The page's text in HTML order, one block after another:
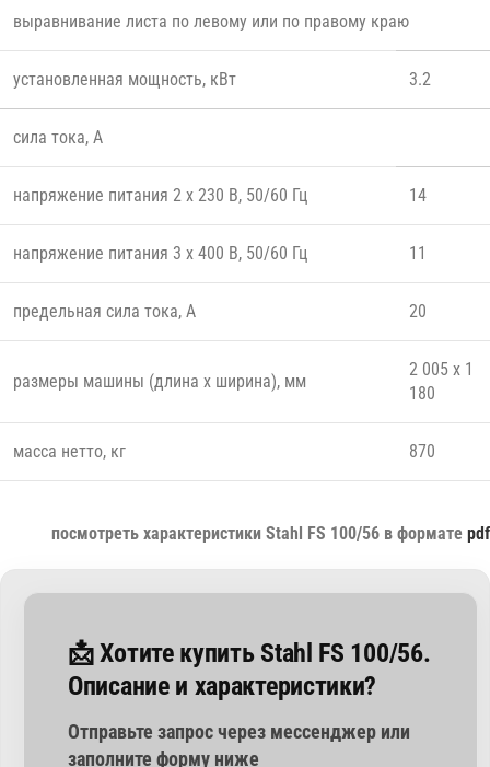
выравнивание листа по левому или по правому краю
установленная мощность, кВт 3.2
сила тока, А
напряжение питания 2 x 230 В, 50/60 Гц 14
напряжение питания 3 x 400 В, 50/60 Гц 11
предельная сила тока, А 20
размеры машины (длина x ширина), мм
2 005 x 1
180
масса нетто, кг 870
посмотреть характеристики Stahl FS 100/56 в формате pdf
📩 Хотите купить Stahl FS 100/56.
Описание и характеристики?
Отправьте запрос через мессенджер или
заполните форму ниже